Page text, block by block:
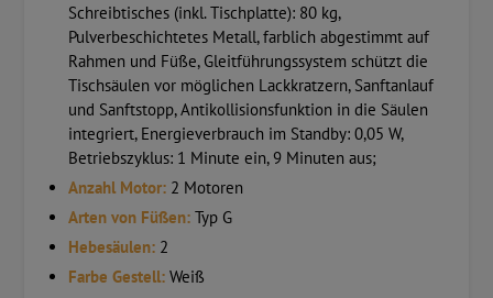
Schreibtisches (inkl. Tischplatte): 80 kg,
Pulverbeschichtetes Metall, farblich abgestimmt auf
Rahmen und Füße, Gleitführungssystem schützt die
Tischsäulen vor möglichen Lackkratzern, Sanftanlauf
und Sanftstopp, Antikollisionsfunktion in die Säulen
integriert, Energieverbrauch im Standby: 0,05 W,
Betriebszyklus: 1 Minute ein, 9 Minuten aus;
Anzahl Motor: 2 Motoren
Arten von Füßen: Typ G
Hebesäulen: 2
Farbe Gestell: Weiß